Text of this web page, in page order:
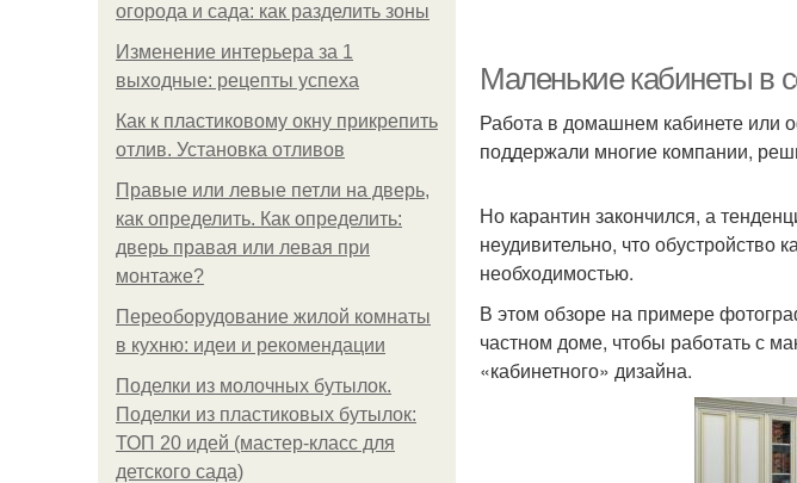
огорода и сада: как разделить зоны
Изменение интерьера за 1
выходные: рецепты успеха
Как к пластиковому окну прикрепить
отлив. Установка отливов
Правые или левые петли на дверь,
как определить. Как определить:
дверь правая или левая при
монтаже?
Переоборудование жилой комнаты
в кухню: идеи и рекомендации
Поделки из молочных бутылок.
Поделки из пластиковых бутылок:
ТОП 20 идей (мастер-класс для
детского сада)
Маленькие кабинеты в
Работа в домашнем кабинете или
поддержали многие компании,
Но карантин закончился, а
неудивительно, что обустройство
необходимостью.
В этом обзоре на примере
частном доме, чтобы работать с
«кабинетного» дизайна.